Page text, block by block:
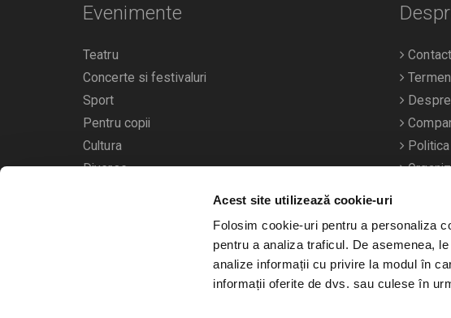
Acest site utilizează cookie-uri
Folosim cookie-uri pentru a personaliza
pentru a analiza traficul. De asemenea,
analize informații cu privire la modul în
informații oferite de dvs. sau culese în
Evenimente
Teatru
Concerte si festivaluri
Sport
Pentru copii
Cultura
Diverse
Calendarul evenimentelor
Contact